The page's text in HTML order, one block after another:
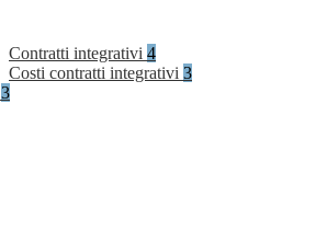
Contratti integrativi 4
Costi contratti integrativi 3
3